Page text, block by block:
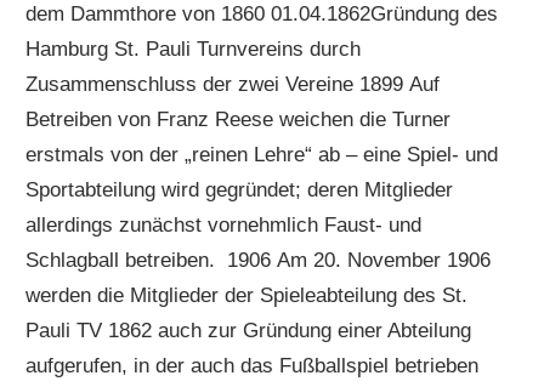
dem Dammthore von 1860 01.04.1862Gründung des
Hamburg St. Pauli Turnvereins durch
Zusammenschluss der zwei Vereine 1899 Auf
Betreiben von Franz Reese weichen die Turner
erstmals von der „reinen Lehre“ ab – eine Spiel- und
Sportabteilung wird gegründet; deren Mitglieder
allerdings zunächst vornehmlich Faust- und
Schlagball betreiben. 1906 Am 20. November 1906
werden die Mitglieder der Spieleabteilung des St.
Pauli TV 1862 auch zur Gründung einer Abteilung
aufgerufen, in der auch das Fußballspiel betrieben